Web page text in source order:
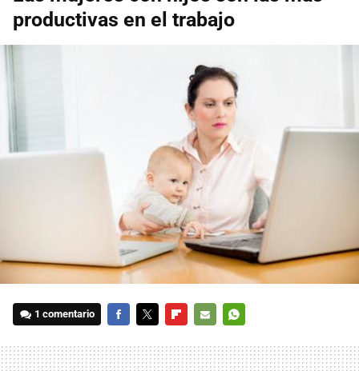
productivas en el trabajo
1 comentario
MAIL